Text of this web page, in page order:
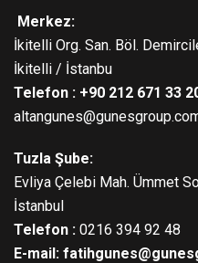
Merkez:
İkitelli Org. San. Böl.
İkitelli / İstanbu
Telefon : +90 212 671 33
Tuzla Şube:
Evliya Çelebi Mah. Ümmet
İstanbul
Telefon : 0216 394 92 48
E-mail: